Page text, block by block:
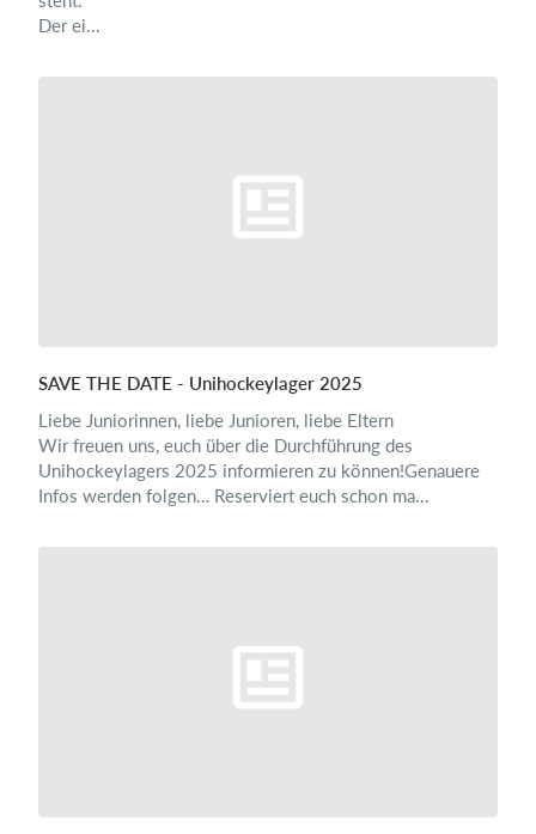
Der ei...
SAVE THE DATE - Unihockeylager 2025
Liebe Juniorinnen, liebe Junioren, liebe Eltern
Wir freuen uns, euch über die Durchführung des
Unihockeylagers 2025 informieren zu können!Genauere
Infos werden folgen… Reserviert euch schon ma...